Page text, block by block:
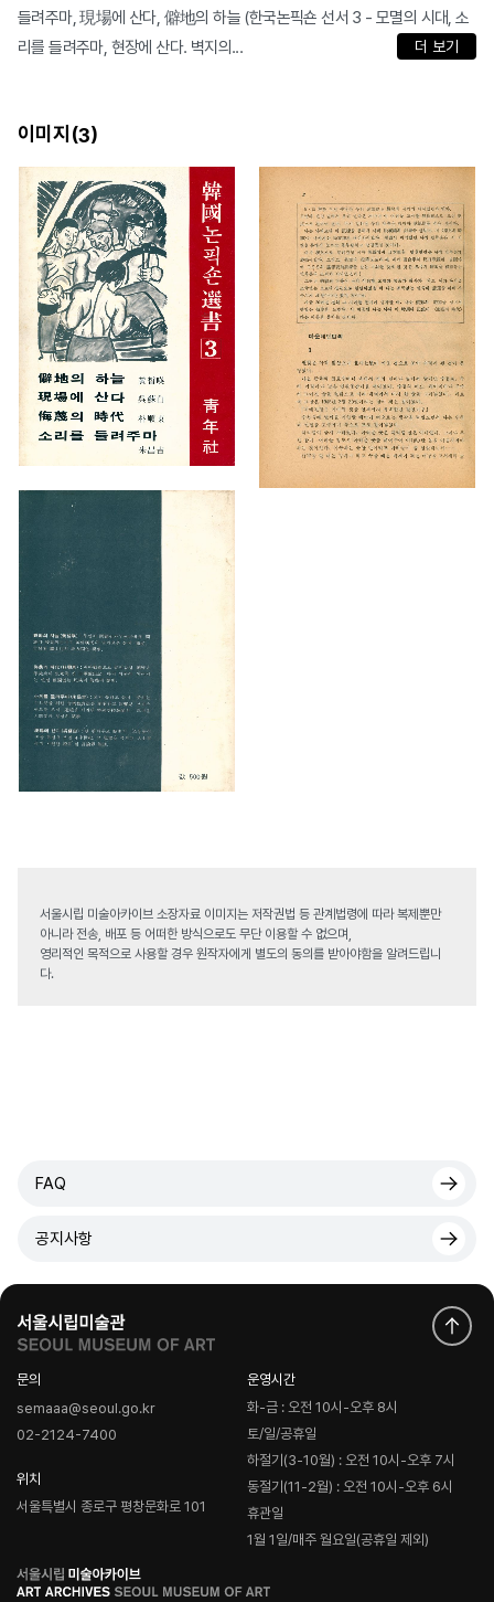
들려주마, 現場에 산다, 僻地의 하늘 (한국논픽숀 선서 3 - 모멸의 시대, 소
리를 들려주마, 현장에 산다. 벽지의...
더 보기
이미지(3)
서울시립 미술아카이브 소장자료 이미지는 저작권법 등 관계법령에 따라 복제뿐만
아니라 전송, 배포 등 어떠한 방식으로도 무단 이용할 수 없으며,
영리적인 목적으로 사용할 경우 원작자에게 별도의 동의를 받아야함을 알려드립니
다.
FAQ
공지사항
문의
semaaa@seoul.go.kr
02-2124-7400
위치
서울특별시 종로구 평창문화로 101
운영시간
화-금 : 오전 10시-오후 8시
토/일/공휴일
하절기(3-10월) : 오전 10시-오후 7시
동절기(11-2월) : 오전 10시-오후 6시
휴관일
1월 1일/매주 월요일(공휴일 제외)
로
고